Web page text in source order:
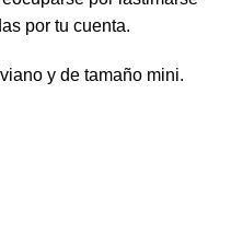
por tu cuenta.
y de tamaño mini.